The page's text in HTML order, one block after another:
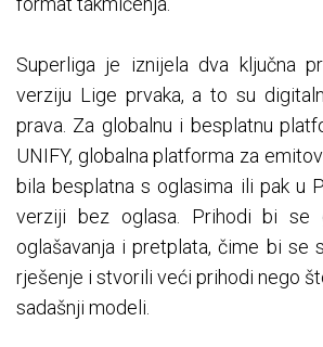
Superliga je iznijela dva ključna
verziju Lige prvaka, a to su
prava. Za globalnu i besplatnu
UNIFY, globalna platforma za
bila besplatna s oglasima ili pak u
verziji bez oglasa. Prihodi bi se
oglašavanja i pretplata, čime bi se
rješenje i stvorili veći prihodi nego
sadašnji modeli.